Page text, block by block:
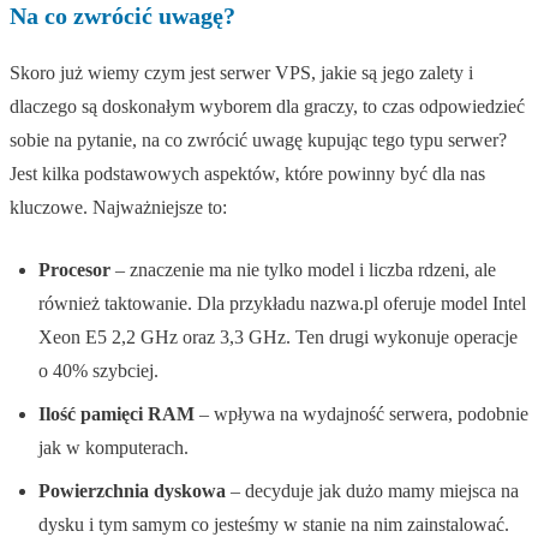
Na co zwrócić uwagę?
Skoro już wiemy czym jest serwer VPS, jakie są jego zalety i
dlaczego są doskonałym wyborem dla graczy, to czas odpowiedzieć
sobie na pytanie, na co zwrócić uwagę kupując tego typu serwer?
Jest kilka podstawowych aspektów, które powinny być dla nas
kluczowe. Najważniejsze to:
Procesor – znaczenie ma nie tylko model i liczba rdzeni, ale
również taktowanie. Dla przykładu nazwa.pl oferuje model Intel
Xeon E5 2,2 GHz oraz 3,3 GHz. Ten drugi wykonuje operacje
o 40% szybciej.
Ilość pamięci RAM – wpływa na wydajność serwera, podobnie
jak w komputerach.
Powierzchnia dyskowa – decyduje jak dużo mamy miejsca na
dysku i tym samym co jesteśmy w stanie na nim zainstalować.